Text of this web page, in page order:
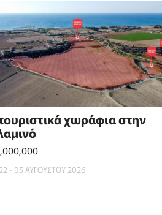
χωράφια στην
- 05 ΑΥΓΟΥΣΤΟΥ 2026